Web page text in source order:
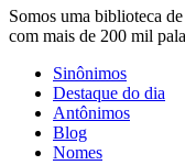
Somos uma biblioteca
com mais de 200 mil
Sinônimos
Destaque do dia
Antônimos
Blog
Nomes